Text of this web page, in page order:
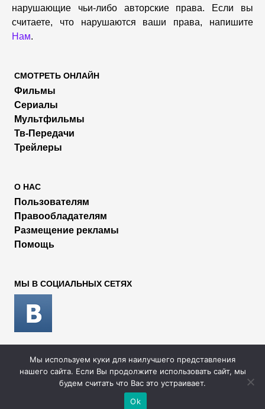
нарушающие чьи-либо авторские права. Если вы
считаете, что нарушаются ваши права, напишите
Нам.
СМОТРЕТЬ ОНЛАЙН
Фильмы
Сериалы
Мультфильмы
Тв-Передачи
Трейлеры
О НАС
Пользователям
Правообладателям
Размещение рекламы
Помощь
МЫ В СОЦИАЛЬНЫХ СЕТЯХ
2026 © Rufilm - Сериалы и фильмы онлайн
Мы используем куки для наилучшего представления
нашего сайта. Если Вы продолжите использовать сайт, мы
будем считать что Вас это устраивает.
Ok